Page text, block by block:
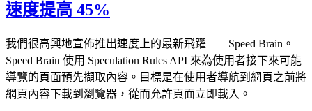
速度提高 45%
我們很高興地宣佈推出速度上的最新飛躍——Speed Brain。
Speed Brain 使用 Speculation Rules API 來為使用者接下來可能
導覽的頁面預先擷取內容。目標是在使用者導航到網頁之前將
網頁內容下載到瀏覽器，從而允許頁面立即載入。